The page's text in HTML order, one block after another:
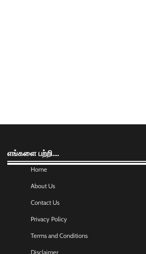
எங்களை பற்றி….
Home
About Us
Contact Us
Privacy Policy
Terms and Conditions
Disclaimer